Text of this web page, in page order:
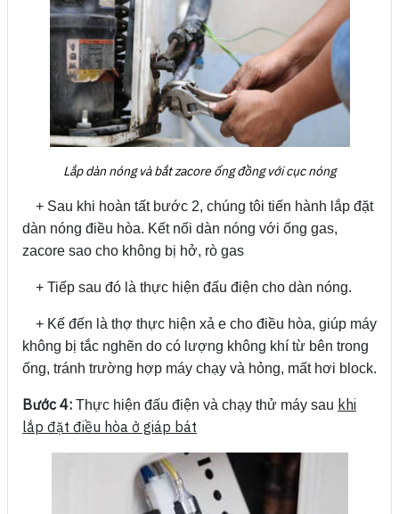
Lắp dàn nóng và bắt zacore ống đồng với cục nóng
+ Sau khi hoàn tất bước 2, chúng tôi tiến hành lắp đặt
dàn nóng điều hòa. Kết nối dàn nóng với ống gas,
zacore sao cho không bị hở, rò gas
+ Tiếp sau đó là thực hiện đấu điện cho dàn nóng.
+ Kế đến là thợ thực hiện xả e cho điều hòa, giúp máy
không bị tắc nghẽn do có lượng không khí từ bên trong
ống, tránh trường hợp máy chạy và hỏng, mất hơi block.
Bước 4: Thực hiện đấu điện và chạy thử máy sau khi
lắp đặt điều hòa ở giáp bát